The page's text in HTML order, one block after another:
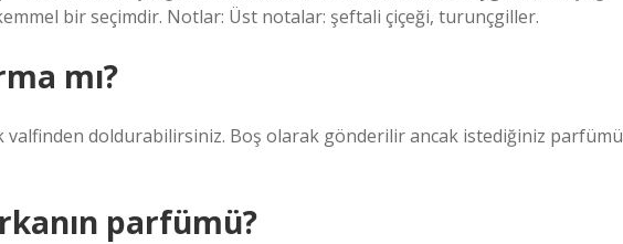
bir seçimdir. Notlar: Üst notalar: şeftali çiçeği, turunçgiller.
mı?
valfinden doldurabilirsiniz. Boş olarak gönderilir ancak istediğiniz parfümü
parfümü?